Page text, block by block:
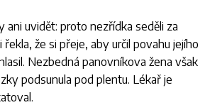
uvidět: proto nezřídka seděli za
že si přeje, aby určil povahu jejího
Nezbedná panovníkova žena však
podsunula pod plentu. Lékař je